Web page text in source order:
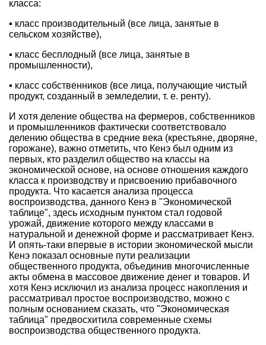
класса:
▪ класс производительный (все лица, занятые в
сельском хозяйстве),
▪ класс бесплодный (все лица, занятые в
промышленности),
▪ класс собственников (все лица, получающие чистый
продукт, созданный в земледелии, т. е. ренту).
И хотя деление общества на фермеров, собственников
и промышленников фактически соответствовало
делению общества в средние века (крестьяне, дворяне,
горожане), важно отметить, что Кенэ был одним из
первых, кто разделил общество на классы на
экономической основе, на основе отношения каждого
класса к производству и присвоению прибавочного
продукта. Что касается анализа процесса
воспроизводства, данного Кенэ в "Экономической
таблице", здесь исходным пунктом стал годовой
урожай, движение которого между классами в
натуральной и денежной форме и рассматривает Кенэ.
И опять-таки впервые в истории экономической мысли
Кенэ показал основные пути реализации
общественного продукта, объединив многочисленные
акты обмена в массовое движение денег и товаров. И
хотя Кенэ исключил из анализа процесс накопления и
рассматривал простое воспроизводство, можно с
полным основанием сказать, что "Экономическая
таблица" предвосхитила современные схемы
воспроизводства общественного продукта.